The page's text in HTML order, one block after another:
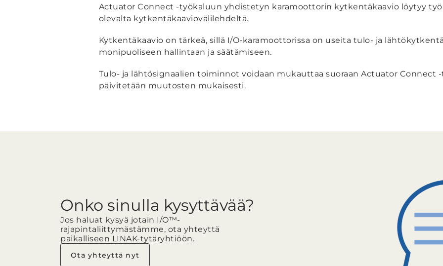
Actuator Connect -työkaluun yhdistetyn karamoottorin kytkentäkaavio löytyy
olevalta kytkentäkaaviovälilehdeltä.
Kytkentäkaavio on tärkeä, sillä I/O-karamoottorissa on useita tulo- ja
monipuoliseen hallintaan ja säätämiseen.
Tulo- ja lähtösignaalien toiminnot voidaan mukauttaa suoraan Actuator Connect
päivitetään muutosten mukaisesti.
Onko sinulla kysyttävää?
Jos haluat kysyä jotain I/O™-
rajapintaliittymästämme, ota yhteyttä
paikalliseen LINAK-tytäryhtiöön.
Ota yhteyttä nyt